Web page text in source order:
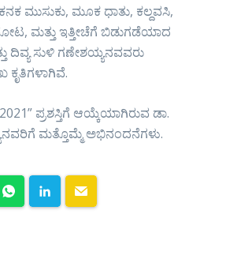
ಮುಸುಕು, ಮೂಕ ಧಾತು, ಕಲ್ದವಸಿ,
ಮತ್ತು ಇತ್ತೀಚೆಗೆ ಬಿಡುಗಡೆಯಾದ
ದಿವ್ಯ ಸುಳಿ ಗಣೇಶಯ್ಯನವವರು
ಕೃತಿಗಳಾಗಿವೆ.
ಪ್ರಶಸ್ತಿಗೆ ಆಯ್ಕೆಯಾಗಿರುವ ಡಾ.
ಮತ್ತೊಮ್ಮೆ ಅಭಿನಂದನೆಗಳು.